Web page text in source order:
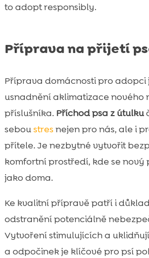
to adopt responsibly.
Příprava na přijetí
Příprava domácnosti pro adopci
usnadnění aklimatizace nového
příslušníka. Příchod psa z útulku
seboustres nejen pro nás, ale i
přítele. Je nezbytné vytvořit
komfortní prostředí, kde se nový
jako doma.
Ke kvalitní přípravě patří i
odstranění potenciálně
Vytvoření stimulujících a
a odpočinek je klíčové pro psí